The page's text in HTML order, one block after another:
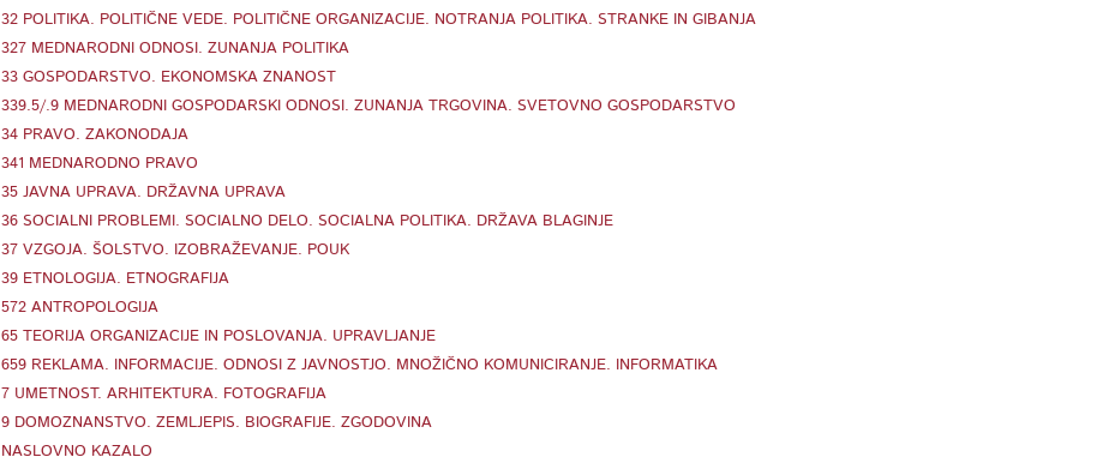
32 POLITIKA. POLITIČNE VEDE. POLITIČNE ORGANIZACIJE. NOTRANJA POLITIKA. STRANKE IN GIBANJA
327 MEDNARODNI ODNOSI. ZUNANJA POLITIKA
33 GOSPODARSTVO. EKONOMSKA ZNANOST
339.5/.9 MEDNARODNI GOSPODARSKI ODNOSI. ZUNANJA TRGOVINA. SVETOVNO GOSPODARSTVO
34 PRAVO. ZAKONODAJA
341 MEDNARODNO PRAVO
35 JAVNA UPRAVA. DRŽAVNA UPRAVA
36 SOCIALNI PROBLEMI. SOCIALNO DELO. SOCIALNA POLITIKA. DRŽAVA BLAGINJE
37 VZGOJA. ŠOLSTVO. IZOBRAŽEVANJE. POUK
39 ETNOLOGIJA. ETNOGRAFIJA
572 ANTROPOLOGIJA
65 TEORIJA ORGANIZACIJE IN POSLOVANJA. UPRAVLJANJE
659 REKLAMA. INFORMACIJE. ODNOSI Z JAVNOSTJO. MNOŽIČNO KOMUNICIRANJE. INFORMATIKA
7 UMETNOST. ARHITEKTURA. FOTOGRAFIJA
9 DOMOZNANSTVO. ZEMLJEPIS. BIOGRAFIJE. ZGODOVINA
NASLOVNO KAZALO